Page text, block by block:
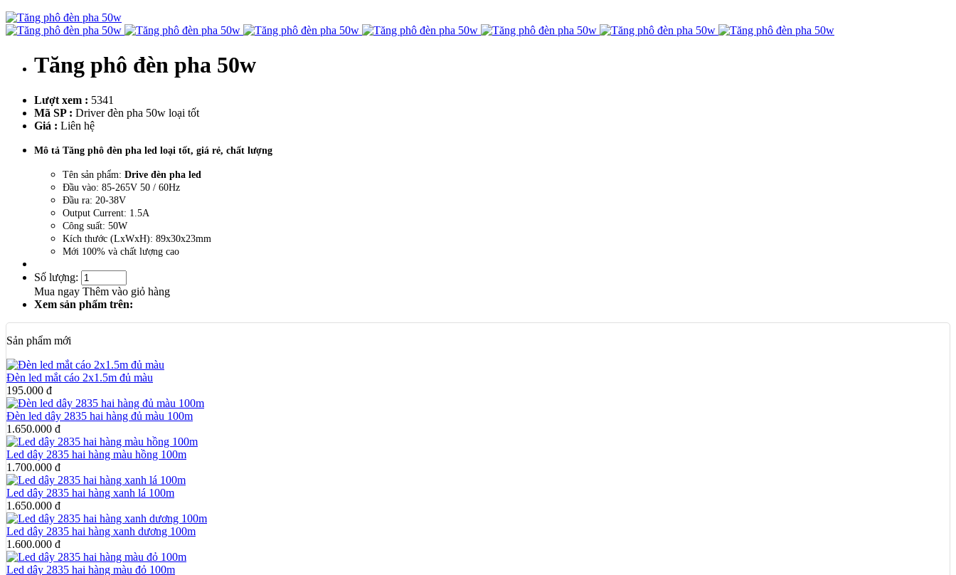
Tăng phô đèn pha 50w
Lượt xem : 5341
Mã SP : Driver đèn pha 50w loại tốt
Giá : Liên hệ
Mô tả Tăng phô đèn pha led loại tốt, giá rẻ, chất lượng
Tên sản phẩm: Drive đèn pha led
Đầu vào: 85-265V 50 / 60Hz
Đầu ra: 20-38V
Output Current: 1.5A
Công suất: 50W
Kích thước (LxWxH): 89x30x23mm
Mới 100% và chất lượng cao
Số lượng:
Mua ngay Thêm vào giỏ hàng
Xem sản phẩm trên:
Sản phẩm mới
Đèn led mắt cáo 2x1.5m đủ màu
195.000 đ
Đèn led dây 2835 hai hàng đủ màu 100m
1.650.000 đ
Led dây 2835 hai hàng màu hồng 100m
1.700.000 đ
Led dây 2835 hai hàng xanh lá 100m
1.650.000 đ
Led dây 2835 hai hàng xanh dương 100m
1.600.000 đ
Led dây 2835 hai hàng màu đỏ 100m